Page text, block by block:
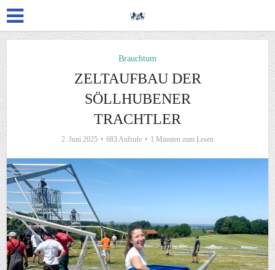
Brauchtum
ZELTAUFBAU DER
SÖLLHUBENER
TRACHTLER
2. Juni 2025 683 Aufrufe 1 Minuten zum Lesen